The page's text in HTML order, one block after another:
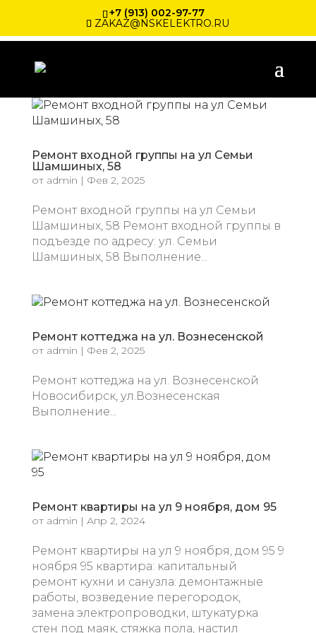
+7 (913) 002-97-77
ZAKAZ@NSKELEKTRO.RU
Ремонт входной группы на ул Семьи
Шамшиных, 58
от admin | Фев 2, 2025
Ремонт входной группы на ул Семьи
Шамшиных, 58 Ремонт входной группы в
подъезде по адресу: ул. Семьи
Шамшиных, 58 Выполнение...
Ремонт коттеджа на ул. Вознесенской
от admin | Фев 2, 2025
Ремонт коттеджа на ул. Вознесенской
Новосибирск, ул.Вознесенская
Выполнение...
Ремонт квартиры на ул 9 ноября, дом 95
от admin | Апр 2, 2024
Ремонт квартиры на ул 9 ноября, дом 95 9
ноября 95 квартира: капитальный
ремонт кухни и санузла: демонтажные
работы, возведение перегородок,
замена электропроводки, штукатурка
стен под маяк, стяжка пола, настил